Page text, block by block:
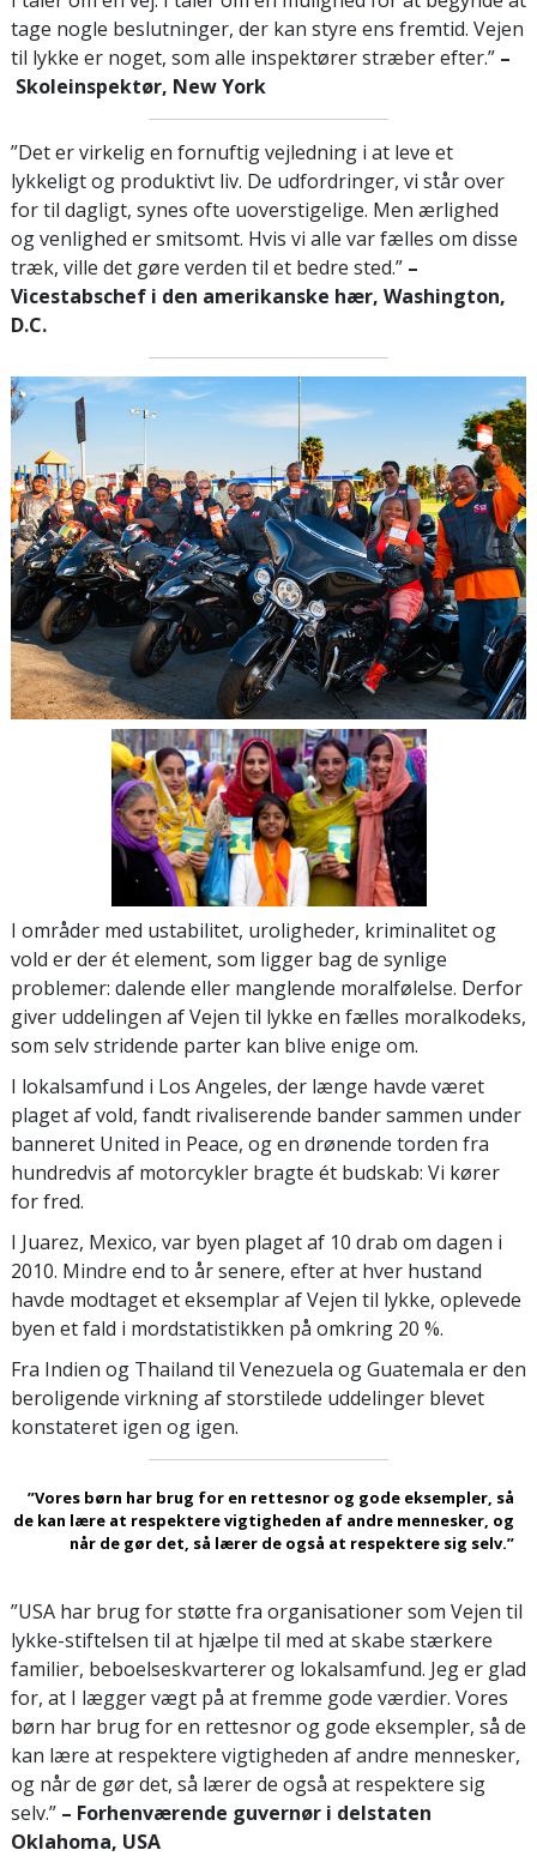
tage nogle beslutninger, der kan styre ens fremtid. Vejen
til lykke er noget, som alle inspektører stræber efter.” –
Skoleinspektør, New York
”Det er virkelig en fornuftig vejledning i at leve et
lykkeligt og produktivt liv. De udfordringer, vi står over
for til dagligt, synes ofte uoverstigelige. Men ærlighed
og venlighed er smitsomt. Hvis vi alle var fælles om disse
træk, ville det gøre verden til et bedre sted.” –
Vicestabschef i den amerikanske hær, Washington,
D.C.
I områder med ustabilitet, uroligheder, kriminalitet og
vold er der ét element, som ligger bag de synlige
problemer: dalende eller manglende moralfølelse. Derfor
giver uddelingen af Vejen til lykke en fælles moralkodeks,
som selv stridende parter kan blive enige om.
I lokalsamfund i Los Angeles, der længe havde været
plaget af vold, fandt rivaliserende bander sammen under
banneret United in Peace, og en drønende torden fra
hundredvis af motorcykler bragte ét budskab: Vi kører
for fred.
I Juarez, Mexico, var byen plaget af 10 drab om dagen i
2010. Mindre end to år senere, efter at hver hustand
havde modtaget et eksemplar af Vejen til lykke, oplevede
byen et fald i mordstatistikken på omkring 20 %.
Fra Indien og Thailand til Venezuela og Guatemala er den
beroligende virkning af storstilede uddelinger blevet
konstateret igen og igen.
”Vores børn har brug for en rettesnor og gode eksempler, så
de kan lære at respektere vigtigheden af andre mennesker, og
når de gør det, så lærer de også at respektere sig selv.”
”USA har brug for støtte fra organisationer som Vejen til
lykke-stiftelsen til at hjælpe til med at skabe stærkere
familier, beboelseskvarterer og lokalsamfund. Jeg er glad
for, at I lægger vægt på at fremme gode værdier. Vores
børn har brug for en rettesnor og gode eksempler, så de
kan lære at respektere vigtigheden af andre mennesker,
og når de gør det, så lærer de også at respektere sig
selv.” – Forhenværende guvernør i delstaten
Oklahoma, USA